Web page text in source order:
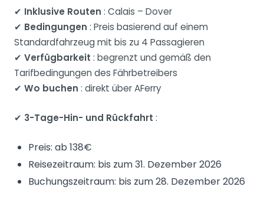
✔ Inklusive Routen : Calais – Dover
✔ Bedingungen : Preis basierend auf einem
Standardfahrzeug mit bis zu 4 Passagieren
✔ Verfügbarkeit : begrenzt und gemäß den
Tarifbedingungen des Fährbetreibers
✔ Wo buchen : direkt über AFerry
✔ 3-Tage-Hin- und Rückfahrt :
Preis: ab 138€
Reisezeitraum: bis zum 31. Dezember 2026
Buchungszeitraum: bis zum 28. Dezember 2026